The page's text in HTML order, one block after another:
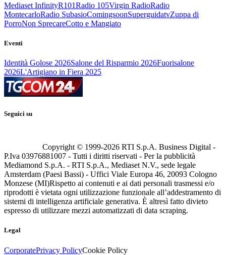
Mediaset InfinityR101Radio 105Virgin RadioRadio
MontecarloRadio SubasioComingsoonSuperguidatvZuppa di
PorroNon SprecareCotto e Mangiato
Eventi
Identità Golose 2026Salone del Risparmio 2026Fuorisalone
2026L'Artigiano in Fiera 2025
Seguici su
Copyright © 1999-2026 RTI S.p.A. Business Digital -
P.Iva 03976881007 - Tutti i diritti riservati - Per la pubblicità
Mediamond S.p.A. - RTI S.p.A., Mediaset N.V., sede legale
Amsterdam (Paesi Bassi) - Uffici Viale Europa 46, 20093 Cologno
Monzese (MI)Rispetto ai contenuti e ai dati personali trasmessi e/o
riprodotti è vietata ogni utilizzazione funzionale all’addestramento di
sistemi di intelligenza artificiale generativa. È altresì fatto divieto
espresso di utilizzare mezzi automatizzati di data scraping.
Legal
CorporatePrivacy PolicyCookie Policy